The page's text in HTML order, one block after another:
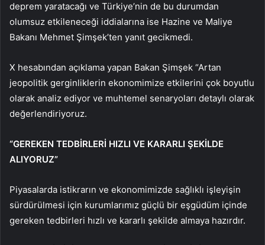
deprem yaratacağı ve Türkiye’nin de bu durumdan
olumsuz etkileneceği iddialarına ise Hazine ve Maliye
Bakanı Mehmet Şimşek’ten yanıt gecikmedi.
X hesabından açıklama yapan Bakan Şimşek “Artan
jeopolitik gerginliklerin ekonomimize etkilerini çok boyutlu
olarak analiz ediyor ve muhtemel senaryoları detaylı olarak
değerlendiriyoruz.
“GEREKEN TEDBİRLERİ HIZLI VE KARARLI ŞEKİLDE
ALIYORUZ”
Piyasalarda istikrarın ve ekonomimizde sağlıklı işleyişin
sürdürülmesi için kurumlarımız güçlü bir eşgüdüm içinde
gereken tedbirleri hızlı ve kararlı şekilde almaya hazırdır.